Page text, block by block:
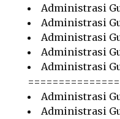
Administrasi
Administrasi
Administrasi
Administrasi
Administrasi
Administrasi
Administrasi